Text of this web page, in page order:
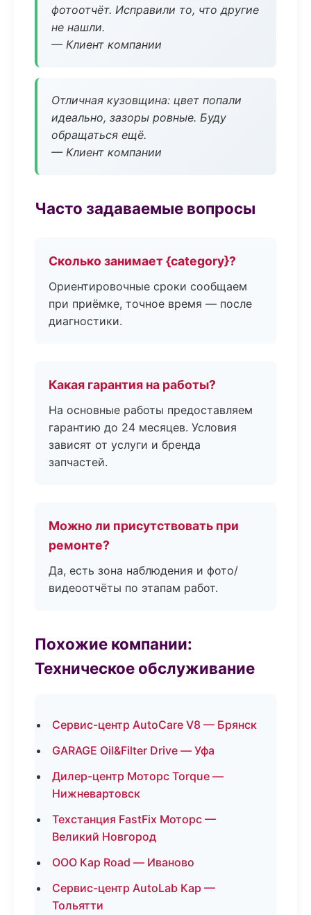
фотоотчёт. Исправили то, что другие
не нашли.
— Клиент компании
Отличная кузовщина: цвет попали
идеально, зазоры ровные. Буду
обращаться ещё.
— Клиент компании
Часто задаваемые вопросы
Сколько занимает {category}?
Ориентировочные сроки сообщаем
при приёмке, точное время — после
диагностики.
Какая гарантия на работы?
На основные работы предоставляем
гарантию до 24 месяцев. Условия
зависят от услуги и бренда
запчастей.
Можно ли присутствовать при
ремонте?
Да, есть зона наблюдения и фото/
видеоотчёты по этапам работ.
Похожие компании:
Техническое обслуживание
Сервис-центр AutoCare V8 — Брянск
GARAGE Oil&Filter Drive — Уфа
Дилер-центр Моторс Torque —
Нижневартовск
Техстанция FastFix Моторс —
Великий Новгород
ООО Кар Road — Иваново
Сервис-центр AutoLab Кар —
Тольятти